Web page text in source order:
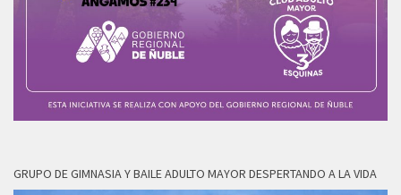
GRUPO DE GIMNASIA Y BAILE ADULTO MAYOR DESPERTANDO A LA VIDA